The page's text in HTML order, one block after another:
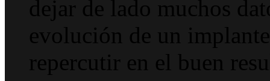
dejar de lado muchos
evolución de un
repercutir en el buen